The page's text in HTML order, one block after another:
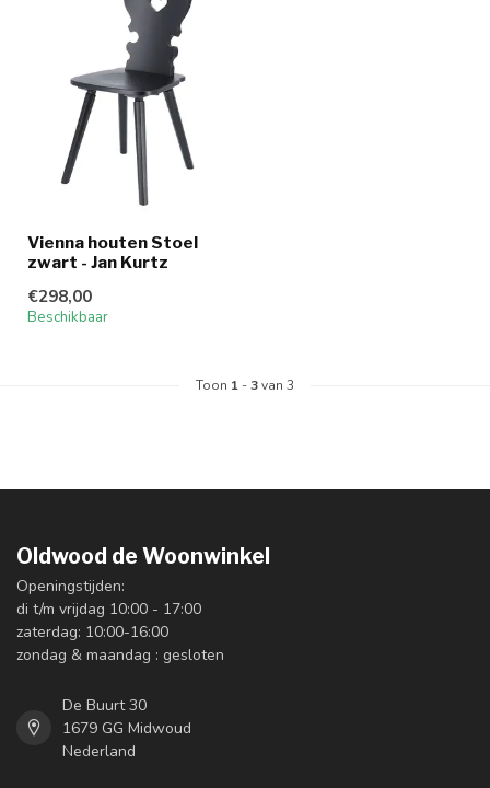
Vienna houten Stoel
zwart - Jan Kurtz
€298,00
Beschikbaar
Toon 1 -3van 3
Oldwood de Woonwinkel
Openingstijden:
di t/m vrijdag 10:00 - 17:00
zaterdag: 10:00-16:00
zondag & maandag : gesloten
De Buurt 30
1679 GG Midwoud
Nederland